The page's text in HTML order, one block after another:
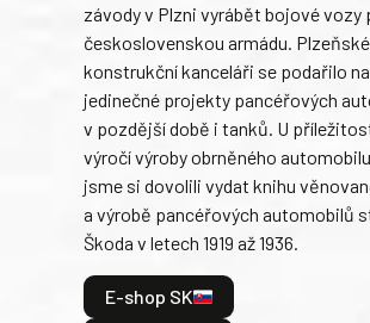
závody v Plzni vyrábět bojové vozy
československou armádu. Plzeňské
konstrukční kanceláři se podařilo
jedinečné projekty pancéřových
v pozdější době i tanků. U
výročí výroby obrněného
jsme si dovolili vydat knihu
a výrobě pancéřových automobilů
Škoda v letech 1919 až 1936.
E-shop SK